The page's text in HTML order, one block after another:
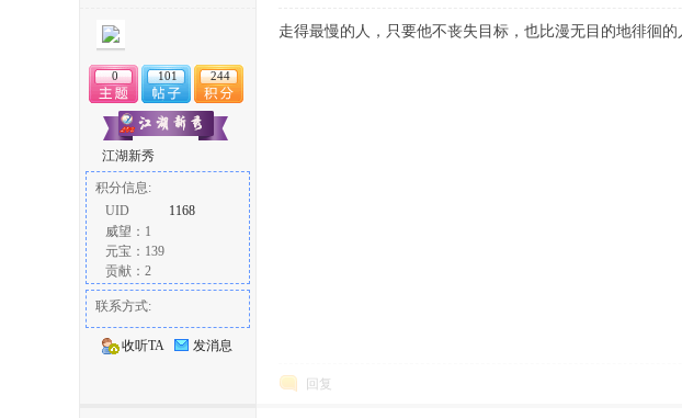
0 101 244
江湖新秀
积分信息:
UID
1168
威望：1
元宝：139
贡献：2
联系方式:
收听TA 发消息
走得最慢的人，只要他不丧失目标，也比漫无目的地徘徊的
回复